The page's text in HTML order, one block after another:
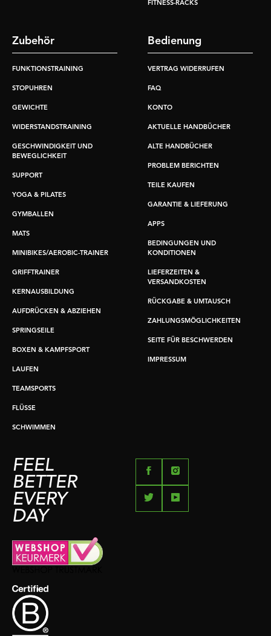
FITNESS-RACKS
Zubehör
FUNKTIONSTRAINING
STOPUHREN
GEWICHTE
WIDERSTANDSTRAINING
GESCHWINDIGKEIT UND
BEWEGLICHKEIT
SUPPORT
YOGA & PILATES
GYMBALLEN
MATS
MINIBIKES/AEROBIC-TRAINER
GRIFFTRAINER
KERNAUSBILDUNG
AUFDRÜCKEN & ABZIEHEN
SPRINGSEILE
BOXEN & KAMPFSPORT
LAUFEN
TEAMSPORTS
FLÜSSE
SCHWIMMEN
Bedienung
VERTRAG WIDERRUFEN
FAQ
KONTO
AKTUELLE HANDBÜCHER
ALTE HANDBÜCHER
PROBLEM BERICHTEN
TEILE KAUFEN
GARANTIE & LIEFERUNG
APPS
BEDINGUNGEN UND
KONDITIONEN
LIEFERZEITEN &
VERSANDKOSTEN
RÜCKGABE & UMTAUSCH
ZAHLUNGSMÖGLICHKEITEN
SEITE FÜR BESCHWERDEN
IMPRESSUM
FEEL
BETTER
EVERY
DAY